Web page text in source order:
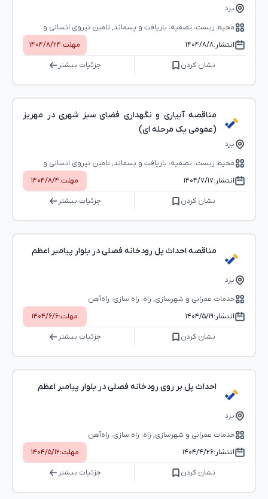
یزد
محیط ‌زیست، تصفیه، بازیافت و پسماند, تامین نیروی انسانی و
خدمات عمومی
انتشار:۱۴۰۴/۸/۸ مهلت:۱۴۰۴/۸/۲۴
نشان کردن جزئیات بیشتر
مناقصه آبیاری و نگهداری فضای سبز شهری در مهریز
(عمومی یک مرحله ای)
یزد
محیط ‌زیست، تصفیه، بازیافت و پسماند, تامین نیروی انسانی و
خدمات عمومی
انتشار:۱۴۰۴/۷/۱۷ مهلت:۱۴۰۴/۸/۴
نشان کردن جزئیات بیشتر
مناقصه احداث پل رودخانه فصلی در بلوار پیامبر اعظم
یزد
خدمات عمرانی و شهرسازی, راه، راه‌ سازی، راه‌آهن
انتشار:۱۴۰۴/۵/۱۹ مهلت:۱۴۰۴/۶/۶
نشان کردن جزئیات بیشتر
احداث پل بر روی رودخانه فصلی در بلوار پیامبر اعظم
یزد
خدمات عمرانی و شهرسازی, راه، راه‌ سازی، راه‌آهن
انتشار:۱۴۰۴/۴/۲۶ مهلت:۱۴۰۴/۵/۱۲
نشان کردن جزئیات بیشتر